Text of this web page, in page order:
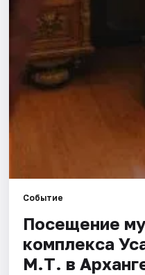
Событие
Посещение
комплекса
М.Т. в